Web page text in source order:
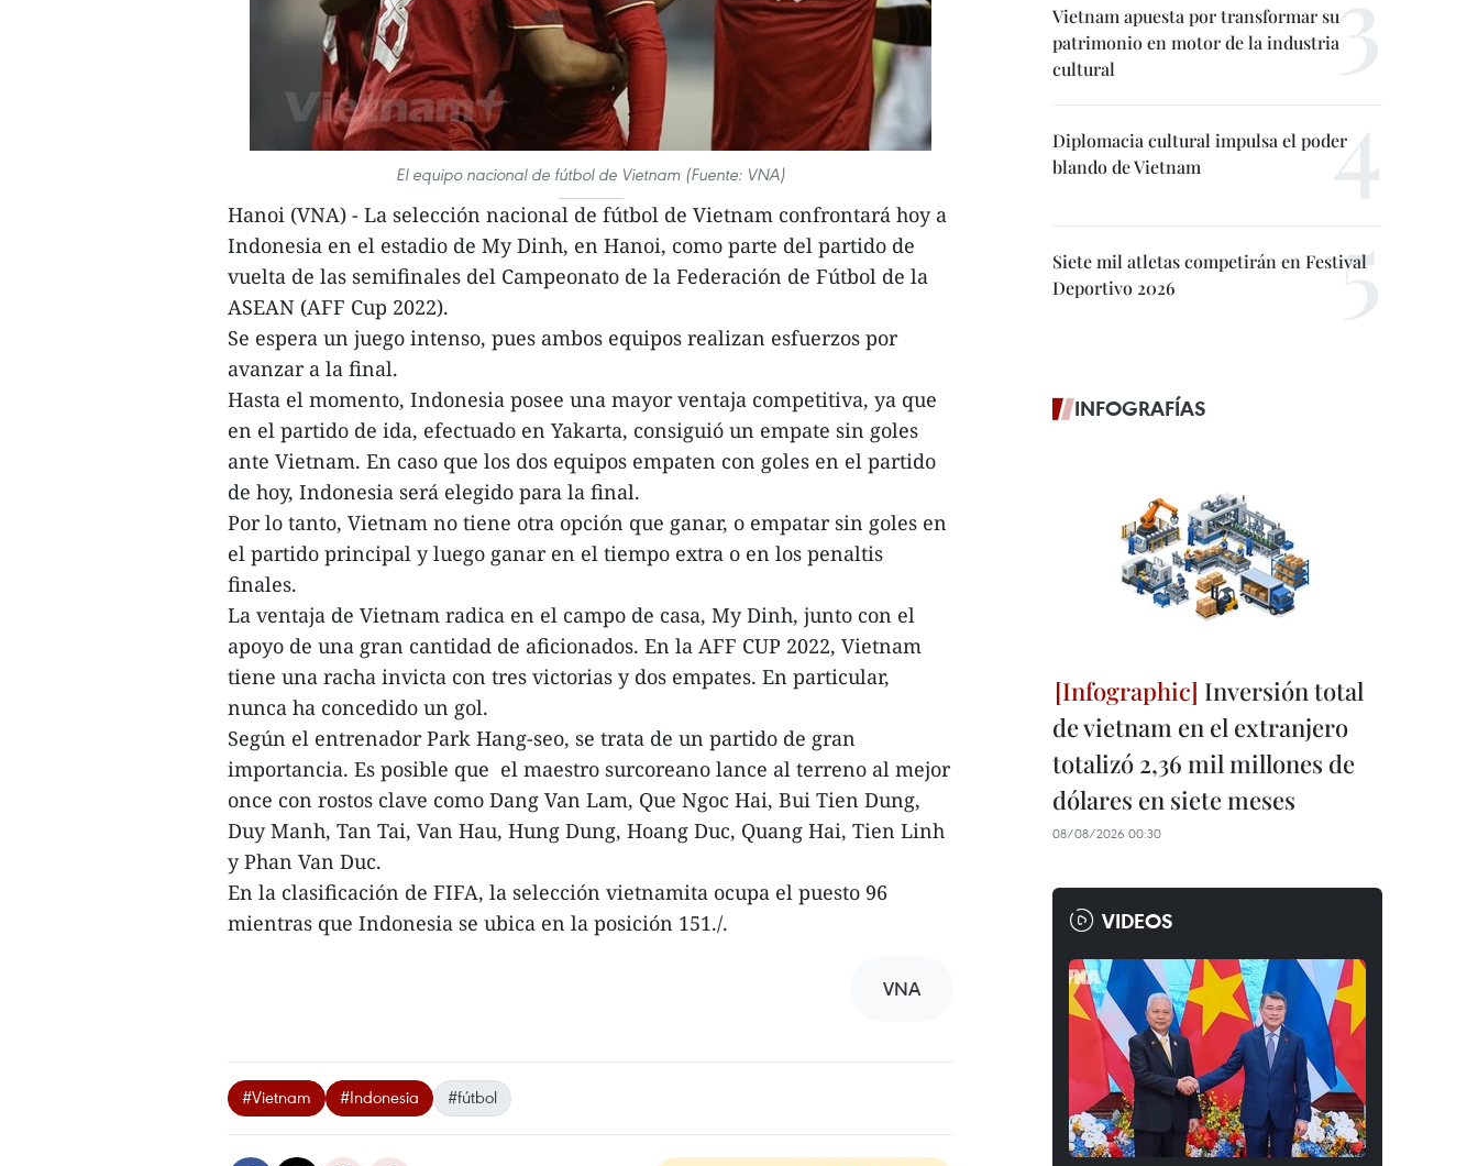
El equipo nacional de fútbol de Vietnam (Fuente: VNA)
Hanoi (VNA) - La selección nacional de fútbol de Vietnam confrontará hoy a
Indonesia en el estadio de My Dinh, en Hanoi, como parte del partido de
vuelta de las semifinales del Campeonato de la Federación de Fútbol de la
ASEAN (AFF Cup 2022).
Se espera un juego intenso, pues ambos equipos realizan esfuerzos por
avanzar a la final.
Hasta el momento, Indonesia posee una mayor ventaja competitiva, ya que
en el partido de ida, efectuado en Yakarta, consiguió un empate sin goles
ante Vietnam. En caso que los dos equipos empaten con goles en el partido
de hoy, Indonesia será elegido para la final.
Por lo tanto, Vietnam no tiene otra opción que ganar, o empatar sin goles en
el partido principal y luego ganar en el tiempo extra o en los penaltis
finales.
La ventaja de Vietnam radica en el campo de casa, My Dinh, junto con el
apoyo de una gran cantidad de aficionados. En la AFF CUP 2022, Vietnam
tiene una racha invicta con tres victorias y dos empates. En particular,
nunca ha concedido un gol.
Según el entrenador Park Hang-seo, se trata de un partido de gran
importancia. Es posible que el maestro surcoreano lance al terreno al mejor
once con rostos clave como Dang Van Lam, Que Ngoc Hai, Bui Tien Dung,
Duy Manh, Tan Tai, Van Hau, Hung Dung, Hoang Duc, Quang Hai, Tien Linh
y Phan Van Duc.
En la clasificación de FIFA, la selección vietnamita ocupa el puesto 96
mientras que Indonesia se ubica en la posición 151./.
VNA
#Vietnam #Indonesia #fútbol
Vietnam apuesta por transformar su
patrimonio en motor de la industria
cultural
Diplomacia cultural impulsa el poder
blando de Vietnam
Siete mil atletas competirán en Festival
Deportivo 2026
INFOGRAFÍAS
Inversión total
de vietnam en el extranjero
totalizó 2,36 mil millones de
dólares en siete meses
08/08/2026 00:30
VIDEOS